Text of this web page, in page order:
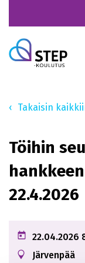
Takaisin
Töihin
22.4.2026
22.04.2026
Järvenpää